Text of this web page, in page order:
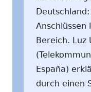
Anschlüssen
Bereich. Luz
España)
durch einen